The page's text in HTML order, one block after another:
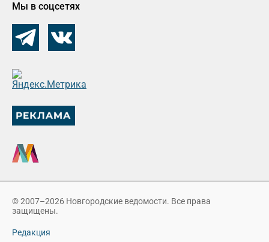
Мы в соцсетях
© 2007–2026 Новгородские ведомости. Все права
защищены.
Редакция